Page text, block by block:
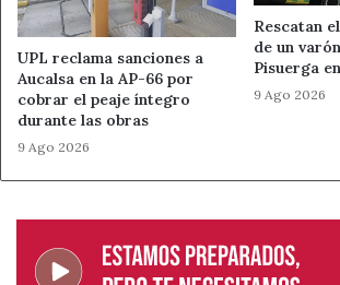
a la construcción y adquisición de
dirigirá a la rehabilitación del parque
existente. El30% restante
servirá
protección de colectivos y territorios con
La iniciativa incorpora, además,
garantizar la protección permanente de
construidas con fondos públicos.
medidas de transparencia en las
UPL reclama sanciones a
Aucalsa en la AP-66 por
cobrar el peaje íntegro
durante las obras
9 Ago 2026
Rescatan
de un
Pisuerga
9 Ago 2026